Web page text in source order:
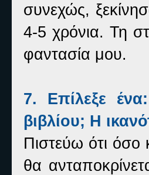
συνεχώς,
4-5 χρόνια. Τη
φαντασία μου.
7. Επίλεξε
βιβλίου; Η
Πιστεύω ότι όσο
θα